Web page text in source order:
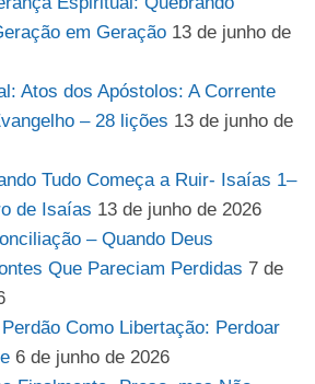
em Geração 13 de junho de
Atos dos Apóstolos: A Corrente
– 28 lições 13 de junho de
Tudo Começa a Ruir- Isaías 1–
de Isaías 13 de junho de 2026
– Quando Deus
Que Pareciam Perdidas 7 de
Como Libertação: Perdoar
6 de junho de 2026